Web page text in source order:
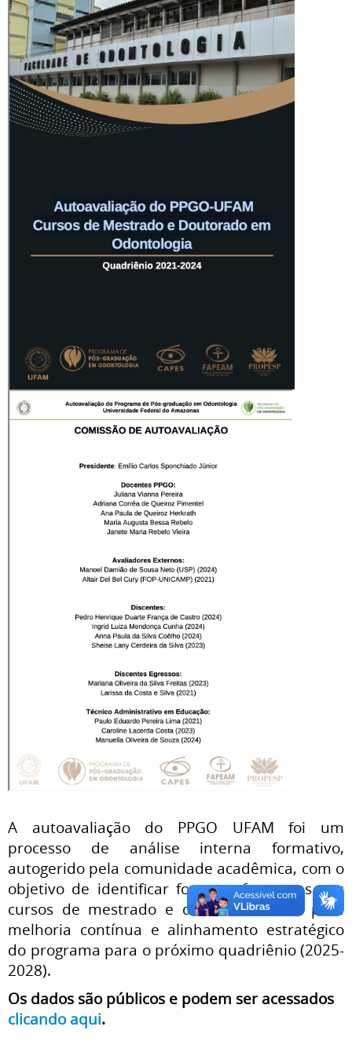
A autoavaliação do PPGO UFAM foi um
processo de análise interna formativo,
autogerido pela comunidade acadêmica, com o
objetivo de identificar forças e fraquezas nos
cursos de mestrado e doutorado, base para
melhoria contínua e alinhamento estratégico
do programa para o próximo quadriênio (2025-
2028).
Os dados são públicos e podem ser acessados
clicando aqui.